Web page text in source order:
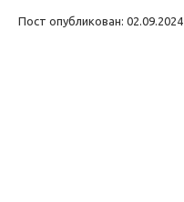
Пост опубликован: 02.09.2024